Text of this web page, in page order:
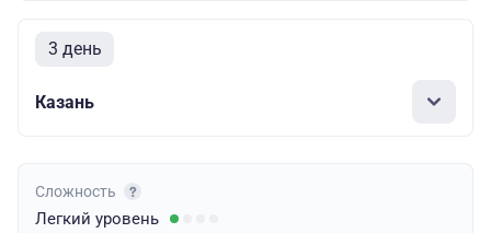
3 день
Казань
Сложность
Легкий уровень